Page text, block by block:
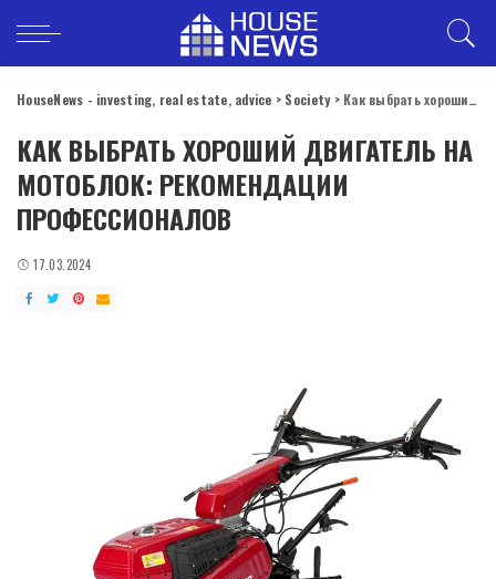
HouseNews - investing, real estate, advice > Society> Как выбрать хороший двигатель на мотоблок: рекомендации профессионалов
КАК ВЫБРАТЬ ХОРОШИЙ ДВИГАТЕЛЬ НА
МОТОБЛОК: РЕКОМЕНДАЦИИ
ПРОФЕССИОНАЛОВ
17.03.2024